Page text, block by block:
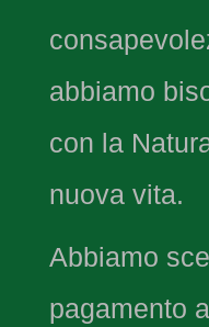
abbiamo
con la
nuova vita.
Abbiamo
pagamento